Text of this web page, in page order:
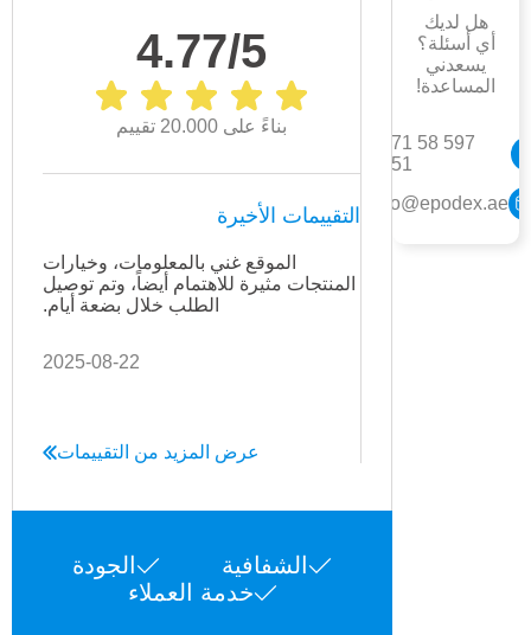
هل لديك
أي أسئلة؟
يسعدني
المساعدة!
+971 58 597
1551
info@epodex.ae
4.77/5
بناءً على 20.000 تقييم
التقييمات الأخيرة
الموقع غني بالمعلومات، وخيارات
المنتجات مثيرة للاهتمام أيضاً، وتم توصيل
الطلب خلال بضعة أيام.
2025-08-22
عرض المزيد من التقييمات
الشفافية
الجودة
خدمة العملاء